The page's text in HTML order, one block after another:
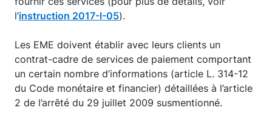
l’instruction 2017-I-05).
Les EME doivent établir avec leurs clients un
contrat-cadre de services de paiement comportant
un certain nombre d’informations (article L. 314-12
du Code monétaire et financier) détaillées à l’article
2 de l’arrêté du 29 juillet 2009 susmentionné.